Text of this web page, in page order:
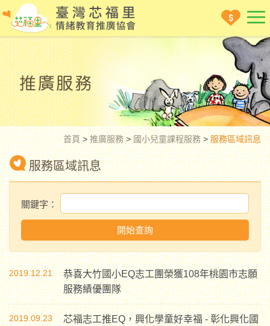
首頁>推廣服務>國小兒童課程服務>服務區域訊息
服務區域訊息
關鍵字：
開始查詢
2019.12.21
恭喜大竹國小EQ志工團榮獲108年桃園市志願
服務績優團隊
2019.09.23
芯福志工推EQ，興化學童好幸福 - 彰化興化國